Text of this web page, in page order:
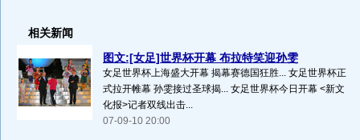
相关新闻
图文:[女足]世界杯开幕 布拉特笑迎孙雯
女足世界杯上海盛大开幕 揭幕赛德国狂胜... 女足世界杯正
式拉开帷幕 孙雯接过圣球揭... 女足世界杯今日开幕 <新文
化报>记者双线出击...
07-09-10 20:00